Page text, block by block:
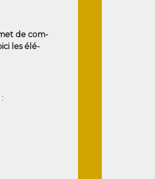
de com­
les élé­